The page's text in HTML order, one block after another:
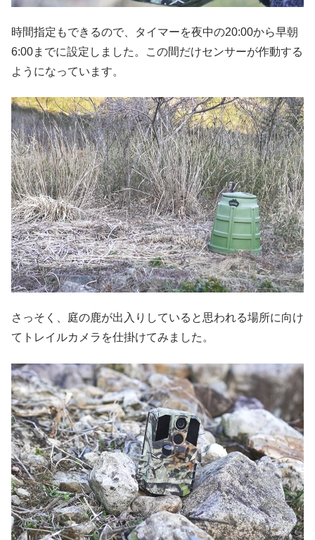
時間指定もできるので、タイマーを夜中の20:00から早朝
6:00までに設定しました。この間だけセンサーが作動する
ようになっています。
さっそく、庭の鹿が出入りしていると思われる場所に向け
てトレイルカメラを仕掛けてみました。